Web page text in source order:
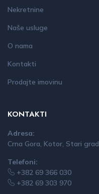
Nekretnine
Naše usluge
O nama
Kontakti
Prodajte imovinu
KONTAKTI
Adresa:
Crna Gora, Kotor, Stari grad
Telefoni:
+382 69 366 030
+382 69 303 970